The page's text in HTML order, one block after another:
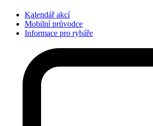
Kalendář akcí
Mobilní průvodce
Informace pro rybáře